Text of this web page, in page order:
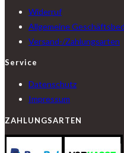
Widerruf
Allgemeine
Versand-/Zahlungsarten
Service
Datenschutz
Impressum
ZAHLUNGSARTEN